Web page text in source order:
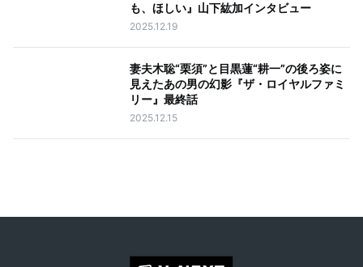
も、ほしい』山下紘加インタビュー
2025.12.19
妻夫木聡“栗須”と目黒蓮“耕一”の後ろ姿に
見えたあの男の幻影『ザ・ロイヤルファミ
リー』最終話
2025.12.15